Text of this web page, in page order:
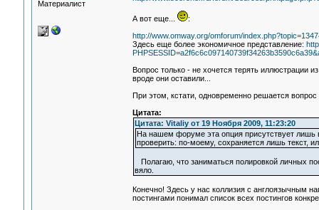
Материалист
А вот еще...
:
http://www.omway.org/omforum/
Здесь еще более экономичное представление:
Вопрос только - не хочется терять иллюстрации
вроде они оставили...
При этом, кстати, одновременно решается
Цитата:
Цитата: Vitaliy от 19 Ноября 2009, 11:23:20
На нашем форуме эта опция присутствует
проверить: по-моему, сохраняется лишь текст,
Полагаю, что заниматься полировкой личных
вяло.
Конечно! Здесь у нас коллизия с англоязычным
постингами понимал список всех постингов